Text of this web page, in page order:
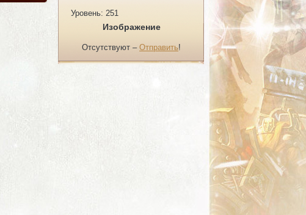
Уровень: 251
Изображение
Отсутствуют – Отправить!